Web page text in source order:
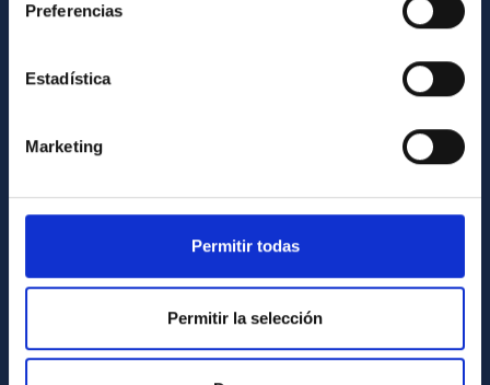
Preferencias
Estadística
Marketing
Permitir todas
Permitir la selección
Transparencia
Igualdad y diversidad de género
Medio Ambiente y Sostenibilidad
Proyectos institucionales
Financiación externa